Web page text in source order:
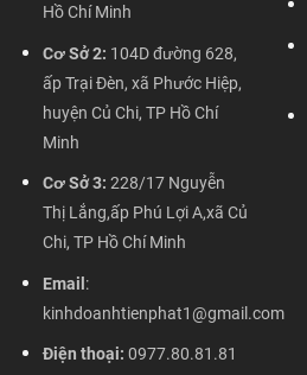
Hồ Chí Minh
Cơ Sở 2: 104D đường 628,
ấp Trại Đèn, xã Phước Hiệp,
huyện Củ Chi, TP Hồ Chí
Minh
Cơ Sở 3: 228/17 Nguyễn
Thị Lắng,ấp Phú Lợi A,xã Củ
Chi, TP Hồ Chí Minh
Email :
kinhdoanhtienphat1@gmail.com
Điện thoại: 0977.80.81.81